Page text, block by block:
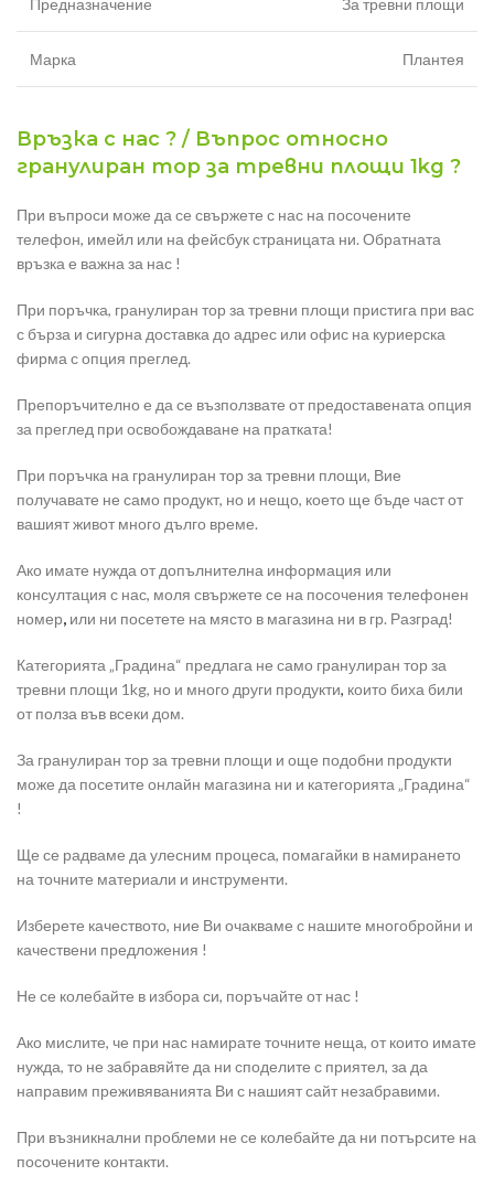
Предназначение За тревни площи
Марка Плантея
Връзка с нас ? / Въпрос относно
гранулиран тор за тревни площи 1kg ?
При въпроси може да се свържете с нас на посочените
телефон, имейл или на фейсбук страницата ни. Обратната
връзка е важна за нас !
При поръчка, гранулиран тор за тревни площи пристига при вас
с бърза и сигурна доставка до адрес или офис на куриерска
фирма с опция преглед.
Препоръчително е да се възползвате от предоставената опция
за преглед при освобождаване на пратката!
При поръчка на гранулиран тор за тревни площи, Вие
получавате не само продукт, но и нещо, което ще бъде част от
вашият живот много дълго време.
Ако имате нужда от допълнителна информация или
консултация с нас, моля свържете се на посочения телефонен
номер, или ни посетете на място в магазина ни в гр. Разград!
Категорията „Градина“ предлага не само гранулиран тор за
тревни площи 1kg, но и много други продукти, които биха били
от полза във всеки дом.
За гранулиран тор за тревни площи и още подобни продукти
може да посетите онлайн магазина ни и категорията „Градина“
!
Ще се радваме да улесним процеса, помагайки в намирането
на точните материали и инструменти.
Изберете качеството, ние Ви очакваме с нашите многобройни и
качествени предложения !
Не се колебайте в избора си, поръчайте от нас !
Ако мислите, че при нас намирате точните неща, от които имате
нужда, то не забравяйте да ни споделите с приятел, за да
направим преживяванията Ви с нашият сайт незабравими.
При възникнални проблеми не се колебайте да ни потърсите на
посочените контакти.